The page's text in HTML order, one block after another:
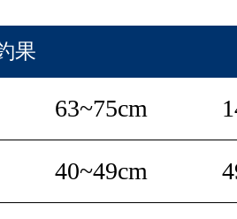
果
63~75cm
40~49cm